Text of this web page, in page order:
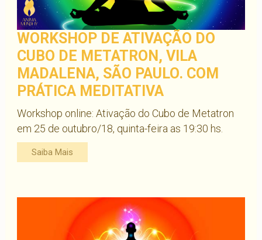
WORKSHOP DE ATIVAÇÃO DO
CUBO DE METATRON, VILA
MADALENA, SÃO PAULO. COM
PRÁTICA MEDITATIVA
Workshop online: Ativação do Cubo de Metatron
em 25 de outubro/18, quinta-feira as 19:30 hs.
Saiba Mais